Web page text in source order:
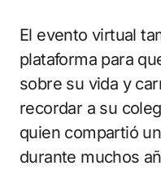
El evento virtual
plataforma para
sobre su vida y
recordar a su
quien compartió
durante muchos